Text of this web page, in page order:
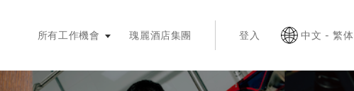
所有工作機會 瑰麗酒店集團 登入 中文 - 繁体